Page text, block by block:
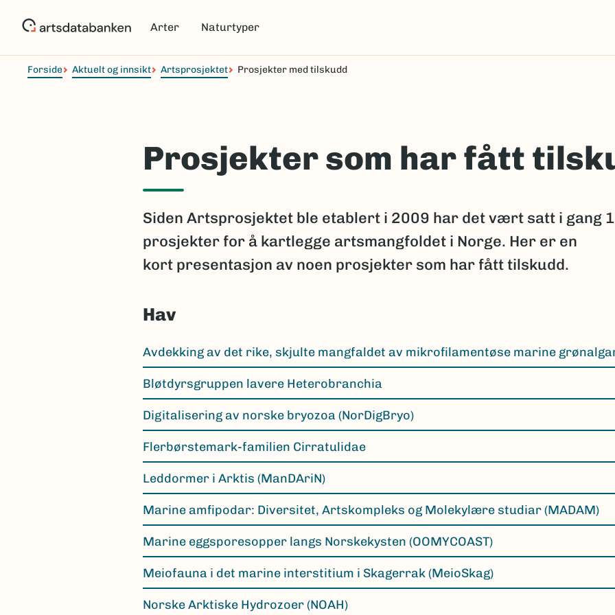
Arter Naturtyper
Forside Aktuelt og innsikt Artsprosjektet Prosjekter med tilskudd
Prosjekter som har fått
Siden Artsprosjektet ble etablert i 2009 har det vært satt i gang
prosjekter for å kartlegge artsmangfoldet i Norge. Her er en
kort presentasjon av noen prosjekter som har fått tilskudd.
Hav
Avdekking av det rike, skjulte mangfaldet av mikrofilamentøse marine
Bløtdyrsgruppen lavere Heterobranchia
Digitalisering av norske bryozoa (NorDigBryo)
Flerbørstemark-familien Cirratulidae
Leddormer i Arktis (ManDAriN)
Marine amfipodar: Diversitet, Artskompleks og Molekylære studiar (MADAM)
Marine eggsporesopper langs Norskekysten (OOMYCOAST)
Meiofauna i det marine interstitium i Skagerrak (MeioSkag)
Norske Arktiske Hydrozoer (NOAH)